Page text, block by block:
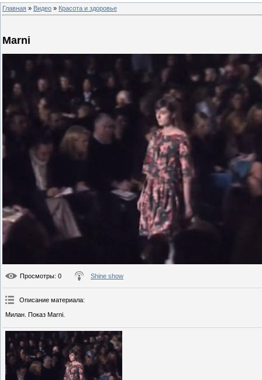
Главная » Видео » Красота и здоровье
Marni
Просмотры: 0 Shine show
Описание материала:
Милан. Показ Marni.